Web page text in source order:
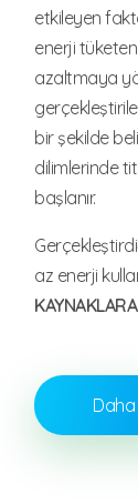
etkileyen
enerji
azaltmaya
bir şekilde
dilimlerinde
başlanır.
az enerji
KAYNAKLARA